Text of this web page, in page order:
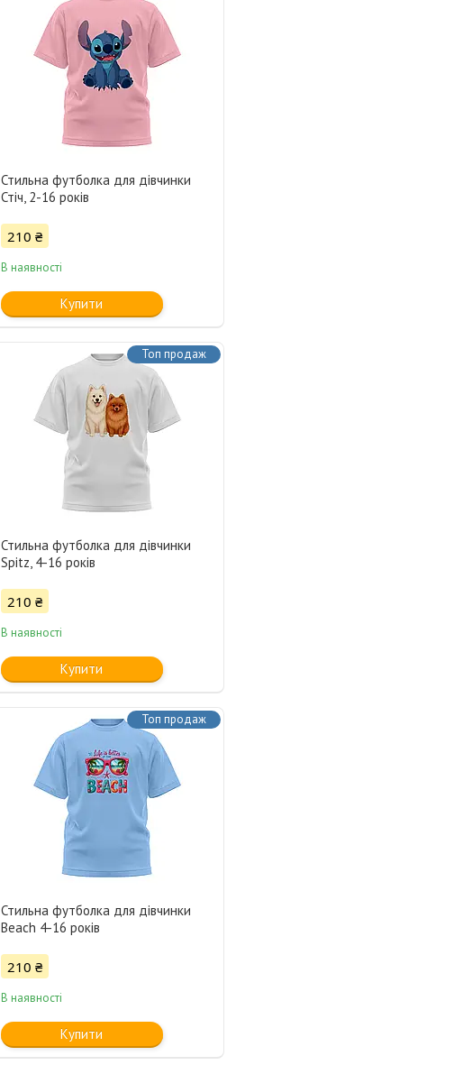
Стильна футболка для дівчинки
Стіч, 2-16 років
210 ₴
В наявності
Купити
Топ продаж
Стильна футболка для дівчинки
Spitz, 4-16 років
210 ₴
В наявності
Купити
Топ продаж
Стильна футболка для дівчинки
Beach 4-16 років
210 ₴
В наявності
Купити